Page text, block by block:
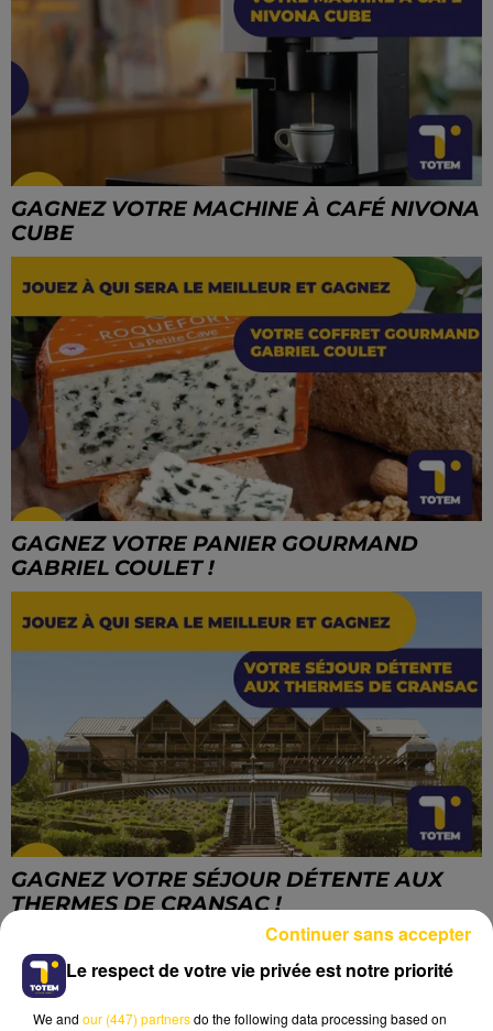
GAGNEZ VOTRE MACHINE À CAFÉ NIVONA
CUBE
GAGNEZ VOTRE PANIER GOURMAND
GABRIEL COULET !
GAGNEZ VOTRE SÉJOUR DÉTENTE AUX
THERMES DE CRANSAC !
Le respect de votre vie privée est notre priorité
We and our (447) partnersdo the following data processing based on
Continuer sans accepter